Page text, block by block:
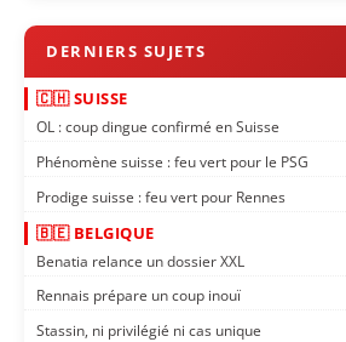
🇨🇭 SUISSE
OL : coup dingue confirmé en Suisse
Phénomène suisse : feu vert pour le PSG
Prodige suisse : feu vert pour Rennes
🇧🇪 BELGIQUE
Benatia relance un dossier XXL
Rennais prépare un coup inouï
Stassin, ni privilégié ni cas unique